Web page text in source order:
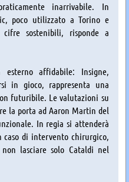
inarrivabile. In
poco utilizzato a Torino e
cifre sostenibili, risponde a
affidabile: Insigne,
in gioco, rappresenta una
futuribile. Le valutazioni su
la porta ad Aaron Martin del
In regia si attenderà
caso di intervento chirurgico,
lasciare solo Cataldi nel